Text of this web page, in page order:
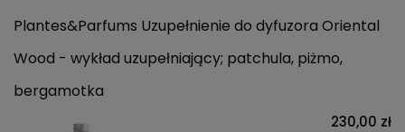
Plantes&Parfums Uzupełnienie do dyfuzora Oriental
Wood - wykład uzupełniający; patchula, piżmo,
bergamotka
230,00 zł